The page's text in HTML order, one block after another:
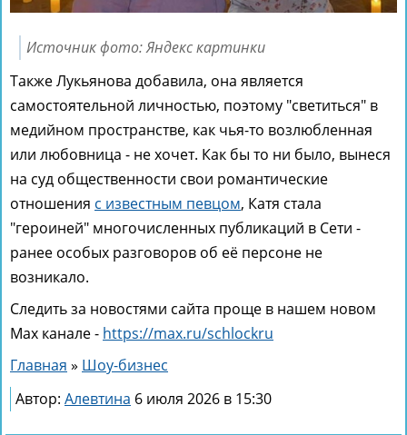
Источник фото: Яндекс картинки
Также Лукьянова добавила, она является
самостоятельной личностью, поэтому "светиться" в
медийном пространстве, как чья-то возлюбленная
или любовница - не хочет. Как бы то ни было, вынеся
на суд общественности свои романтические
отношения с известным певцом, Катя стала
"героиней" многочисленных публикаций в Сети -
ранее особых разговоров об её персоне не
возникало.
Следить за новостями сайта проще в нашем новом
Max канале - https://max.ru/schlockru
Главная » Шоу-бизнес
Автор: Алевтина 6 июля 2026 в 15:30